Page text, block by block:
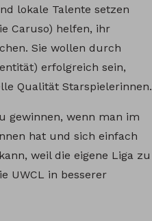
lokale Talente setzen
Caruso) helfen, ihr
Sie wollen durch
erfolgreich sein,
Qualität Starspielerinnen.
gewinnen, wenn man im
hat und sich einfach
weil die eigene Liga zu
UWCL in besserer